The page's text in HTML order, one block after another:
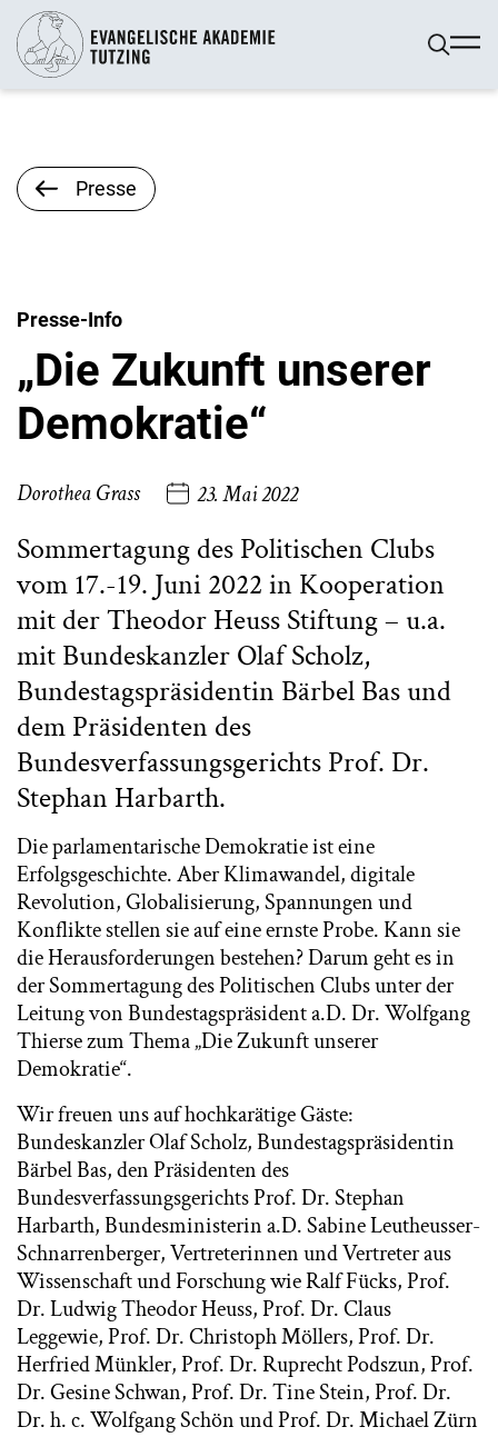
Presse
Presse-Info
„Die Zukunft unserer
Demokratie“
Dorothea Grass 23. Mai 2022
Sommertagung des Politischen Clubs
vom 17.-19. Juni 2022 in Kooperation
mit der Theodor Heuss Stiftung – u.a.
mit Bundeskanzler Olaf Scholz,
Bundestagspräsidentin Bärbel Bas und
dem Präsidenten des
Bundesverfassungsgerichts Prof. Dr.
Stephan Harbarth.
Die parlamentarische Demokratie ist eine
Erfolgsgeschichte. Aber Klimawandel, digitale
Revolution, Globalisierung, Spannungen und
Konflikte stellen sie auf eine ernste Probe. Kann sie
die Herausforderungen bestehen? Darum geht es in
der Sommertagung des Politischen Clubs unter der
Leitung von Bundestagspräsident a.D. Dr. Wolfgang
Thierse zum Thema „Die Zukunft unserer
Demokratie“.
Wir freuen uns auf hochkarätige Gäste:
Bundeskanzler Olaf Scholz, Bundestagspräsidentin
Bärbel Bas, den Präsidenten des
Bundesverfassungsgerichts Prof. Dr. Stephan
Harbarth, Bundesministerin a.D. Sabine Leutheusser-
Schnarrenberger, Vertreterinnen und Vertreter aus
Wissenschaft und Forschung wie Ralf Fücks, Prof.
Dr. Ludwig Theodor Heuss, Prof. Dr. Claus
Leggewie, Prof. Dr. Christoph Möllers, Prof. Dr.
Herfried Münkler, Prof. Dr. Ruprecht Podszun, Prof.
Dr. Gesine Schwan, Prof. Dr. Tine Stein, Prof. Dr.
Dr. h. c. Wolfgang Schön und Prof. Dr. Michael Zürn